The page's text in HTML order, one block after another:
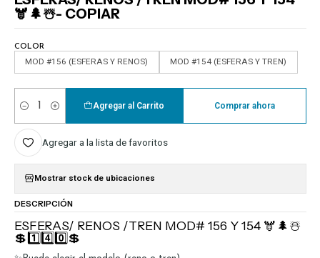
🫎🌲☃️- COPIAR
COLOR
MOD #156 (ESFERAS Y RENOS) MOD #154 (ESFERAS Y TREN)
Cantidad
Agregar al Carrito Comprar ahora
Agregar a la lista de favoritos
Mostrar stock de ubicaciones
DESCRIPCIÓN
ESFERAS/ RENOS /TREN MOD# 156 Y 154 🫎🌲☃️
💲1️⃣4️⃣0️⃣💲